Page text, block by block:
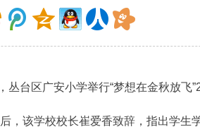
台区广安小学举行“梦想在金秋放飞
该学校校长崔爱香致辞，指出学生